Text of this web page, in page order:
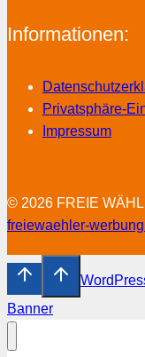
Informationen:
Privatsphäre-
Impressum
© 2026 FREIE
freiewaehler-
Banner